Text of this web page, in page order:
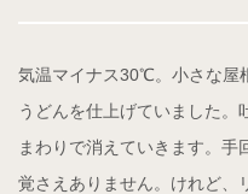
気温マイナス30℃。小さな屋
うどんを仕上げていました。
まわりで消えていきます。
覚さえありません。けれど、